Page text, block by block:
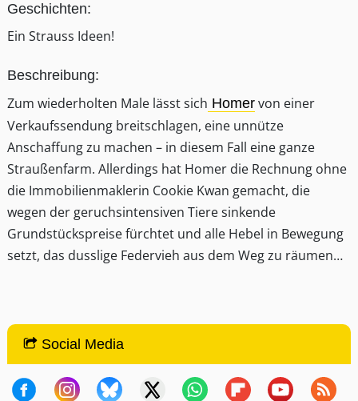
Geschichten:
Ein Strauss Ideen!
Beschreibung:
Zum wiederholten Male lässt sich Homer von einer
Verkaufssendung breitschlagen, eine unnütze
Anschaffung zu machen – in diesem Fall eine ganze
Straußenfarm. Allerdings hat Homer die Rechnung ohne
die Immobilienmaklerin Cookie Kwan gemacht, die
wegen der geruchsintensiven Tiere sinkende
Grundstückspreise fürchtet und alle Hebel in Bewegung
setzt, das dusslige Federvieh aus dem Weg zu räumen…
Social Media